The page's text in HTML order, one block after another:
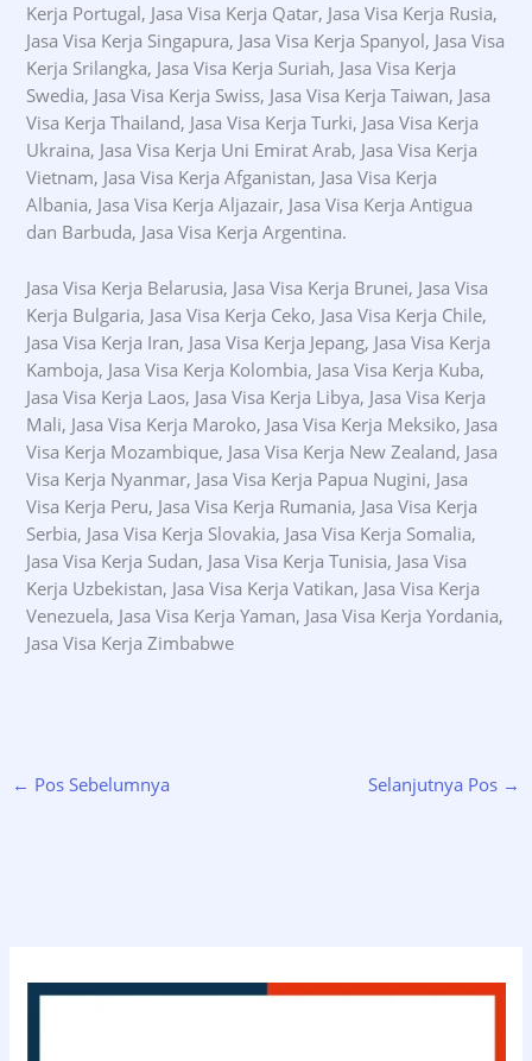
Kerja Portugal, Jasa Visa Kerja Qatar, Jasa Visa Kerja Rusia,
Jasa Visa Kerja Singapura, Jasa Visa Kerja Spanyol, Jasa Visa
Kerja Srilangka, Jasa Visa Kerja Suriah, Jasa Visa Kerja
Swedia, Jasa Visa Kerja Swiss, Jasa Visa Kerja Taiwan, Jasa
Visa Kerja Thailand, Jasa Visa Kerja Turki, Jasa Visa Kerja
Ukraina, Jasa Visa Kerja Uni Emirat Arab, Jasa Visa Kerja
Vietnam, Jasa Visa Kerja Afganistan, Jasa Visa Kerja
Albania, Jasa Visa Kerja Aljazair, Jasa Visa Kerja Antigua
dan Barbuda, Jasa Visa Kerja Argentina.
Jasa Visa Kerja Belarusia, Jasa Visa Kerja Brunei, Jasa Visa
Kerja Bulgaria, Jasa Visa Kerja Ceko, Jasa Visa Kerja Chile,
Jasa Visa Kerja Iran, Jasa Visa Kerja Jepang, Jasa Visa Kerja
Kamboja, Jasa Visa Kerja Kolombia, Jasa Visa Kerja Kuba,
Jasa Visa Kerja Laos, Jasa Visa Kerja Libya, Jasa Visa Kerja
Mali, Jasa Visa Kerja Maroko, Jasa Visa Kerja Meksiko, Jasa
Visa Kerja Mozambique, Jasa Visa Kerja New Zealand, Jasa
Visa Kerja Nyanmar, Jasa Visa Kerja Papua Nugini, Jasa
Visa Kerja Peru, Jasa Visa Kerja Rumania, Jasa Visa Kerja
Serbia, Jasa Visa Kerja Slovakia, Jasa Visa Kerja Somalia,
Jasa Visa Kerja Sudan, Jasa Visa Kerja Tunisia, Jasa Visa
Kerja Uzbekistan, Jasa Visa Kerja Vatikan, Jasa Visa Kerja
Venezuela, Jasa Visa Kerja Yaman, Jasa Visa Kerja Yordania,
Jasa Visa Kerja Zimbabwe
← Pos Sebelumnya Selanjutnya Pos →